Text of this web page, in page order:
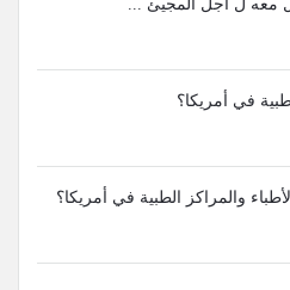
معه ل اجل المجيئ ...
في أمريكا؟
والمراكز الطبية في أمريكا؟